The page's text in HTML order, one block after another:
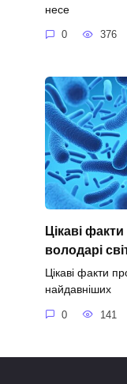
несе
0 376
Цікаві
володарі
Цікаві факти
найдавніших
0 141